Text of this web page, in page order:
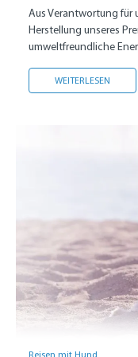
Aus Verantwortung für
Herstellung unseres
umweltfreundliche
WEITERLESEN
Reisen mit Hund